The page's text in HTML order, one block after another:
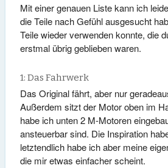
Mit einer genauen Liste kann ich
die Teile nach Gefühl ausgesucht
Teile wieder verwenden konnte, die
erstmal übrig geblieben waren.
1: Das Fahrwerk
Das Original fährt, aber nur
Außerdem sitzt der Motor oben im
habe ich unten 2 M-Motoren
ansteuerbar sind. Die Inspiration
letztendlich habe ich aber meine
die mir etwas einfacher scheint.